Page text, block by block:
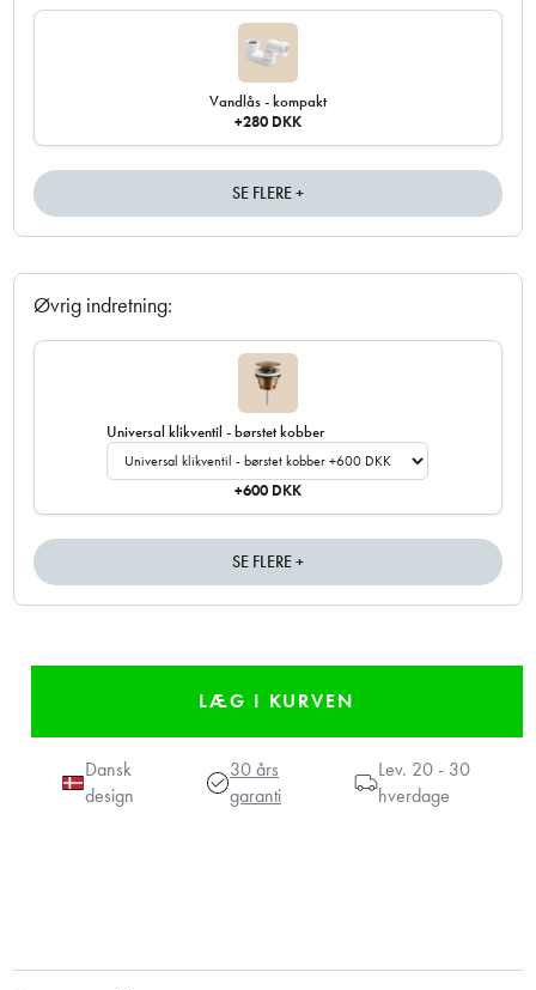
Vandlås - kompakt
+280 DKK
SE FLERE +
Øvrig indretning:
Universal klikventil - børstet kobber
+600 DKK
SE FLERE +
Dansk
design
30 års
garanti
Lev. 20 - 30
hverdage